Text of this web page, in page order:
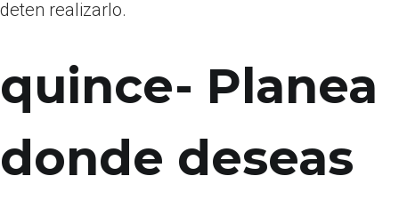
deten realizarlo.
quince- Planea
donde deseas